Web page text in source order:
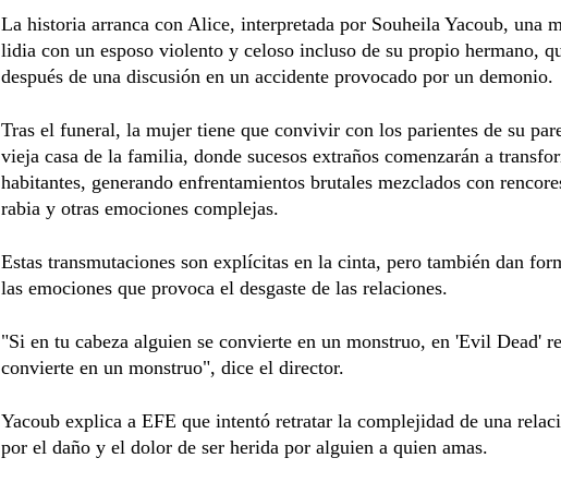
La historia arranca con Alice, interpretada por Souheila Yacoub, una
lidia con un esposo violento y celoso incluso de su propio hermano,
después de una discusión en un accidente provocado por un demonio.
Tras el funeral, la mujer tiene que convivir con los parientes de su
vieja casa de la familia, donde sucesos extraños comenzarán a
habitantes, generando enfrentamientos brutales mezclados con
rabia y otras emociones complejas.
Estas transmutaciones son explícitas en la cinta, pero también dan
las emociones que provoca el desgaste de las relaciones.
"Si en tu cabeza alguien se convierte en un monstruo, en 'Evil Dead'
convierte en un monstruo", dice el director.
Yacoub explica a EFE que intentó retratar la complejidad de una
por el daño y el dolor de ser herida por alguien a quien amas.